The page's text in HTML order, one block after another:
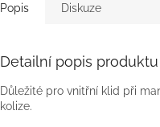
Popis Diskuze
Detailní popis produktu
Důležité pro vnitřní klid při
kolize.